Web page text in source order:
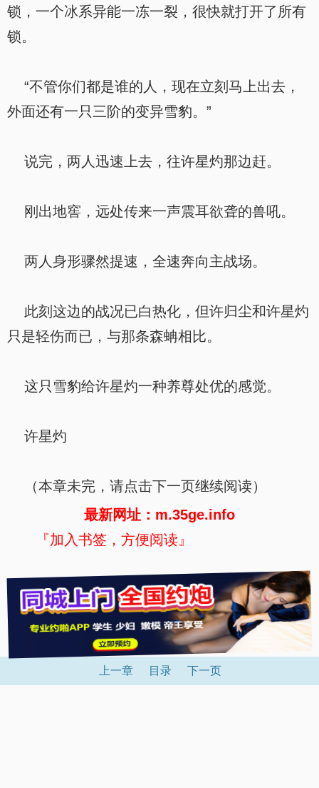
锁，一个冰系异能一冻一裂，很快就打开了所有
锁。
“不管你们都是谁的人，现在立刻马上出去，
外面还有一只三阶的变异雪豹。”
说完，两人迅速上去，往许星灼那边赶。
刚出地窖，远处传来一声震耳欲聋的兽吼。
两人身形骤然提速，全速奔向主战场。
此刻这边的战况已白热化，但许归尘和许星灼
只是轻伤而已，与那条森蚺相比。
这只雪豹给许星灼一种养尊处优的感觉。
许星灼
（本章未完，请点击下一页继续阅读）
最新网址：m.35ge.info
『加入书签，方便阅读』
上一章 目录 下一页